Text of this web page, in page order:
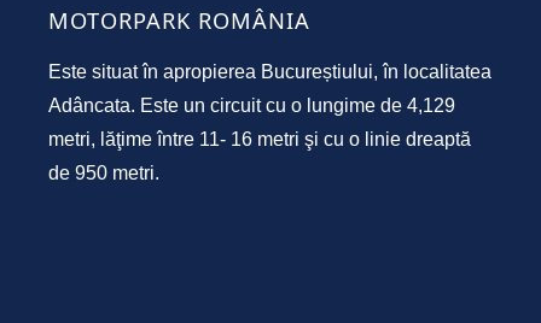
MOTORPARK ROMÂNIA
Este situat în apropierea Bucureștiului, în localitatea
Adâncata. Este un circuit cu o lungime de 4,129
metri, lăţime între 11- 16 metri şi cu o linie dreaptă
de 950 metri.